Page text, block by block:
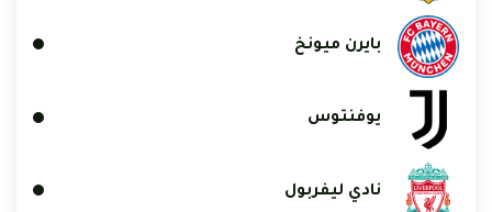
بايرن ميونخ
يوفنتوس
نادي ليفربول